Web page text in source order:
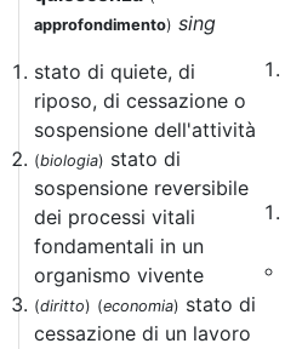
approfondimento) sing
stato di quiete, di
riposo, di cessazione o
sospensione dell'attività
(biologia) stato di
sospensione reversibile
dei processi vitali
fondamentali in un
organismo vivente
(diritto) (economia) stato di
cessazione di un lavoro